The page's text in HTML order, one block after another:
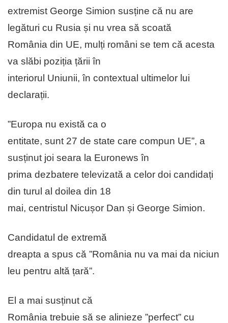
extremist George Simion susține că nu are
legături cu Rusia și nu vrea să scoată
România din UE, mulți români se tem că acesta
va slăbi poziția țării în
interiorul Uniunii, în contextual ultimelor lui
declarații.
”Europa nu există ca o
entitate, sunt 27 de state care compun UE”, a
susținut joi seara la Euronews în
prima dezbatere televizată a celor doi candidați
din turul al doilea din 18
mai, centristul Nicușor Dan și George Simion.
Candidatul de extremă
dreapta a spus că ”România nu va mai da niciun
leu pentru altă țară”.
El a mai susținut că
România trebuie să se alinieze ”perfect” cu